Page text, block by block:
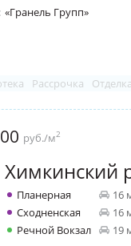
«Гранель Групп»
Рассрочка
руб./м2
Химкинский
Планерная
16
Сходненская
16
Речной Вокзал
19